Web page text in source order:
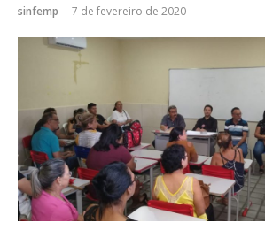
sinfemp 7 de fevereiro de 2020